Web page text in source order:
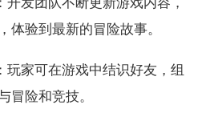
体验到最新的冒险故事。
玩家可在游戏中结识好友，组
冒险和竞技。